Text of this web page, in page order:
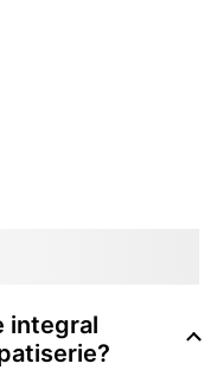
integral